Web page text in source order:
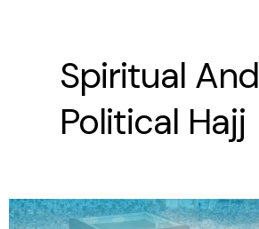
Spiritual And
Political Hajj
Hajj